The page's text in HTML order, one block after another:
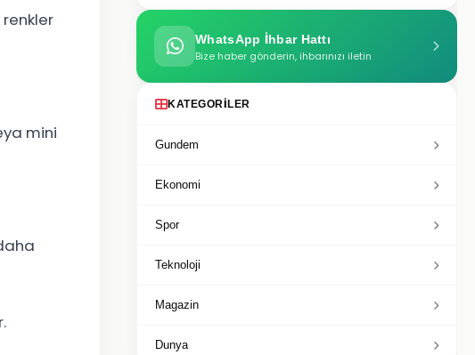
mini
WhatsApp İhbar Hattı
Bize haber gönderin, ihbarınızı iletin
KATEGORILER
Gundem
Ekonomi
Spor
Teknoloji
Magazin
Dunya